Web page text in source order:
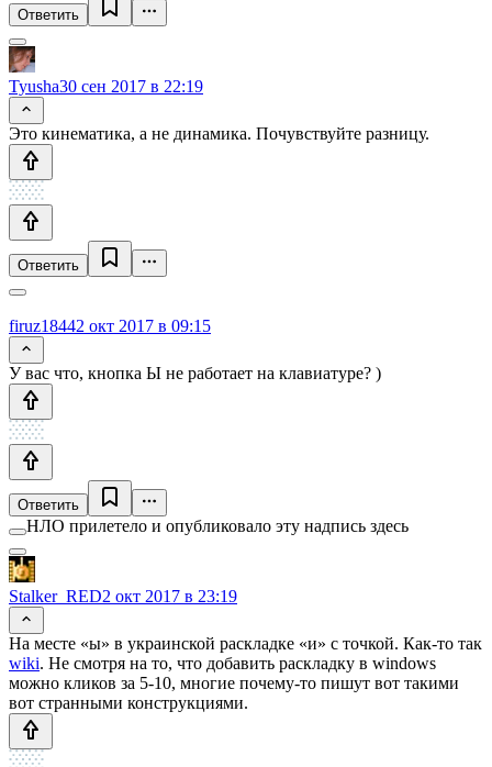
Ответить
Tyusha30 сен 2017 в 22:19
Это кинематика, а не динамика. Почувствуйте разницу.
Ответить
firuz18442 окт 2017 в 09:15
У вас что, кнопка Ы не работает на клавиатуре? )
Ответить
НЛО прилетело и опубликовало эту надпись здесь
Stalker_RED2 окт 2017 в 23:19
На месте «ы» в украинской раскладке «и» с точкой. Как-то так
wiki. Не смотря на то, что добавить раскладку в windows
можно кликов за 5-10, многие почему-то пишут вот такими
вот странными конструкциями.